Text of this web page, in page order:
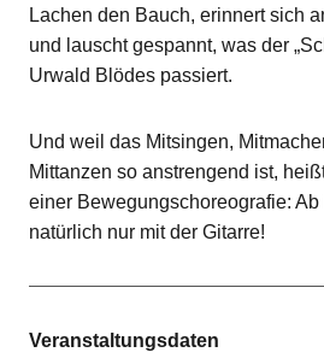
Lachen den Bauch, erinnert sich
und lauscht gespannt, was der
Urwald Blödes passiert.
Und weil das Mitsingen,
Mittanzen so anstrengend ist,
einer Bewegungschoreografie: Ab
natürlich nur mit der Gitarre!
Veranstaltungsdaten